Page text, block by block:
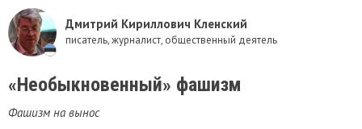
Дмитрий Кириллович Кленский
писатель, журналист, общественный деятель
«Необыкновенный» фашизм
Фашизм на вынос